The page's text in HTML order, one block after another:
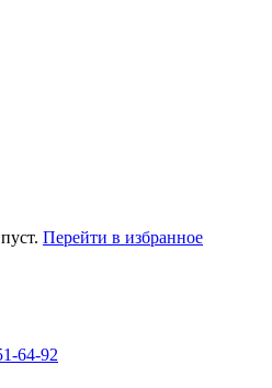
Перейти в избранное
64-92